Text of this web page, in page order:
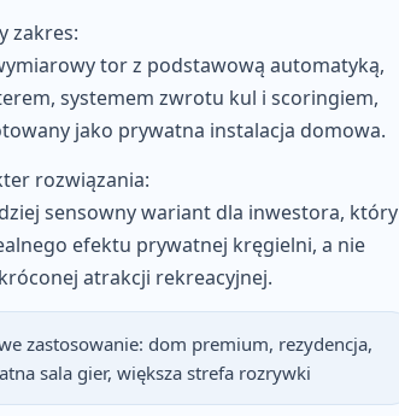
zakres:
tor z podstawową automatyką,
systemem zwrotu kul i scoringiem,
jako prywatna instalacja domowa.
rozwiązania:
sensowny wariant dla inwestora, który
efektu prywatnej kręgielni, a nie
atrakcji rekreacyjnej.
zastosowanie: dom premium, rezydencja,
sala gier, większa strefa rozrywki